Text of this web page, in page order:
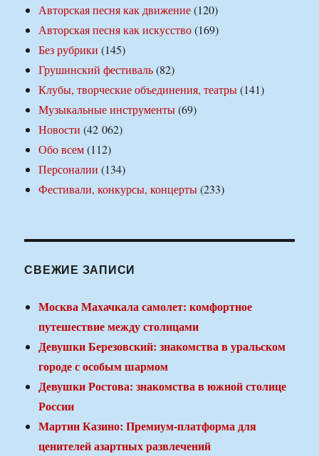
Авторская песня как движение(120)
Авторская песня как искусство(169)
Без рубрики (145)
Грушинский фестиваль(82)
Клубы, творческие объединения, театры(141)
Музыкальные инструменты(69)
Новости (42 062)
Обо всем(112)
Персоналии (134)
Фестивали, конкурсы, концерты(233)
СВЕЖИЕ ЗАПИСИ
Москва Махачкала самолет: комфортное
путешествие между столицами
Девушки Березовский: знакомства в уральском
городе с особым шармом
Девушки Ростова: знакомства в южной столице
России
Мартин Казино: Премиум-платформа для
ценителей азартных развлечений